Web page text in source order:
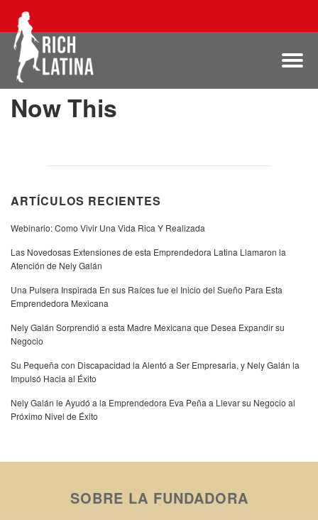
Now This
ARTÍCULOS RECIENTES
Webinario: Como Vivir Una Vida Rica Y Realizada
Las Novedosas Extensiones de esta Emprendedora Latina Llamaron la
Atención de Nely Galán
Una Pulsera Inspirada En sus Raíces fue el Inicio del Sueño Para Esta
Emprendedora Mexicana
Nely Galán Sorprendió a esta Madre Mexicana que Desea Expandir su
Negocio
Su Pequeña con Discapacidad la Alentó a Ser Empresaria, y Nely Galán la
Impulsó Hacia al Éxito
Nely Galán le Ayudó a la Emprendedora Eva Peña a Llevar su Negocio al
Próximo Nivel de Éxito
SOBRE LA FUNDADORA